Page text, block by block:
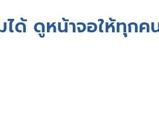
ด้ ดูหน้าจอให้ทุกค